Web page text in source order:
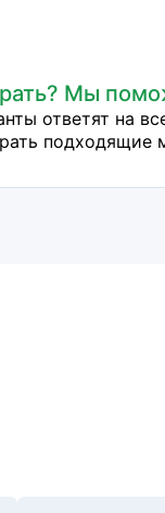
Мы
ответят на
подходящие